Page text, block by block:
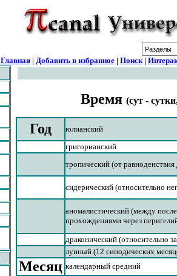
Главная| Добавить в избранное| Поиск|
Время (сут -
Год
юлианский
григорианский
тропический (от
сидерический (относительно
аномалистический (между
прохождениями через
драконический (относительно
лунный (12 синодических
Месяц календарный средний